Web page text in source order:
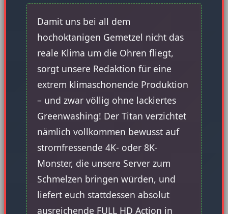
Damit uns bei all dem
hochoktanigen Gemetzel nicht das
reale Klima um die Ohren fliegt,
sorgt unsere Redaktion für eine
extrem klimaschonende Produktion
– und zwar völlig ohne lackiertes
Greenwashing! Der Titan verzichtet
nämlich vollkommen bewusst auf
stromfressende 4K- oder 8K-
Monster, die unsere Server zum
Schmelzen bringen würden, und
liefert euch stattdessen absolut
ausreichende FULL HD Action in